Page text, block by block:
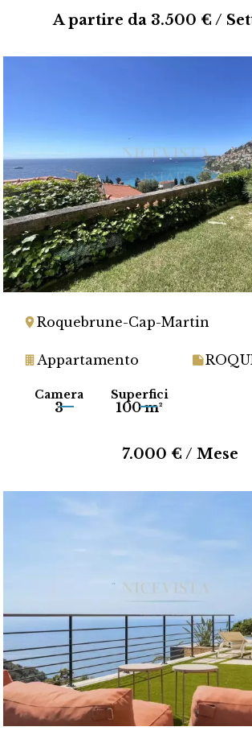
A partire da 3.500 € /
Roquebrune-Cap-Martin
Appartamento
Camera
3
Superfici
100 m²
7.000 € / Mese